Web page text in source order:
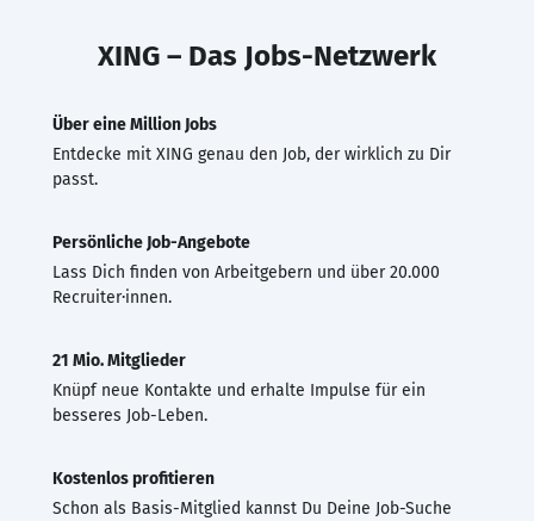
XING – Das Jobs-Netzwerk
Über eine Million Jobs
Entdecke mit XING genau den Job, der wirklich zu Dir
passt.
Persönliche Job-Angebote
Lass Dich finden von Arbeitgebern und über 20.000
Recruiter·innen.
21 Mio. Mitglieder
Knüpf neue Kontakte und erhalte Impulse für ein
besseres Job-Leben.
Kostenlos profitieren
Schon als Basis-Mitglied kannst Du Deine Job-Suche